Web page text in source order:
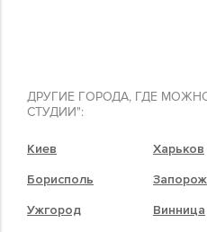
ДРУГИЕ ГОРОДА, ГДЕ
СТУДИИ":
Киев
Харьков
Борисполь
Ужгород
Винница